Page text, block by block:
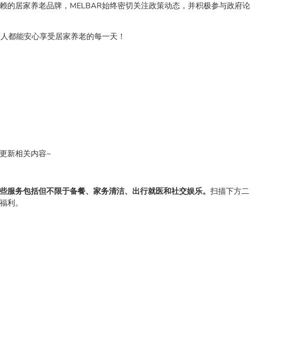
居家养老品牌，MELBAR始终密切关注政策动态，并积极参与政府论
都能安心享受居家养老的每一天！
新相关内容~
服务包括但不限于备餐、家务清洁、出行就医和社交娱乐。 扫描下方二
利。